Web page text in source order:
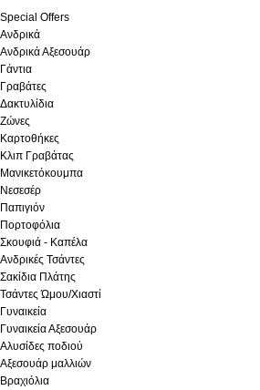
Special Offers
Ανδρικά
Ανδρικά Αξεσουάρ
Γάντια
Γραβάτες
Δακτυλίδια
Ζώνες
Καρτοθήκες
Κλιπ Γραβάτας
Μανικετόκουμπα
Νεσεσέρ
Παπιγιόν
Πορτοφόλια
Σκουφιά - Καπέλα
Ανδρικές Τσάντες
Σακίδια Πλάτης
Τσάντες Ώμου/Χιαστί
Γυναικεία
Γυναικεία Αξεσουάρ
Αλυσίδες ποδιού
Αξεσουάρ μαλλιών
Βραχιόλια